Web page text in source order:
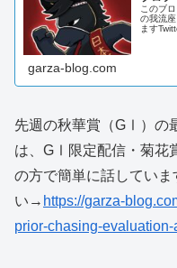
このブ
の我流
ます
garza-blog.com
先週の秋華賞（GⅠ）の
は、GⅠ限定配信・菊花
の方で簡単に話してい
い→ https://garza-
prior-chasing-